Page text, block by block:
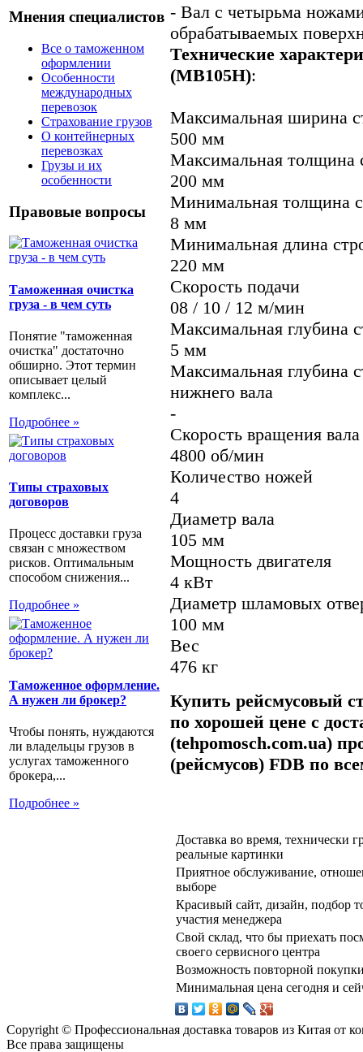
Мнения специалистов
Все о таможенном
оформлении
Особенности
международных
перевозок
Страхование грузов
О контейнерных
перевозках
Грузы и их
особенности
Правовые вопросы
Таможенная очистка
груза - в чем суть
Понятие "таможенная
очистка" достаточно
обширно. Этот термин
описывает целый
комплекс...
Подробнее »
Типы страховых
договоров
Процесс доставки груза
связан с множеством
рисков. Оптимальным
способом снижения...
Подробнее »
Таможенное оформление.
А нужен ли брокер?
Чтобы понять, нуждаются
ли владельцы грузов в
услугах таможенного
брокера,...
Подробнее »
- Вал с четырьма
обрабатываемых
Технические
(MB105H):
Максимальная ширина
500 мм
Максимальная толщина
200 мм
Минимальная толщина
8 мм
Минимальная длина
220 мм
Скорость подачи
08 / 10 / 12 м/мин
Максимальная глубина
5 мм
Максимальная глубина
нижнего вала
-
Скорость вращения вала
4800 об/мин
Количество ножей
4
Диаметр вала
105 мм
Мощность двигателя
4 кВт
Диаметр шламовых
100 мм
Вес
476 кг
Купить рейсмусовый
по хорошей цене с
(tehpomosch.com.ua)
(рейсмусов) FDB по
Доставка во время, технически
реальные картинки
Приятное обслуживание,
выборе
Красивый сайт, дизайн, подбор
участия менеджера
Свой склад, что бы приехать
своего сервисного центра
Возможность повторной
Минимальная цена сегодня и
Copyright © Профессиональная доставка товаров из Китая от
Все права защищены